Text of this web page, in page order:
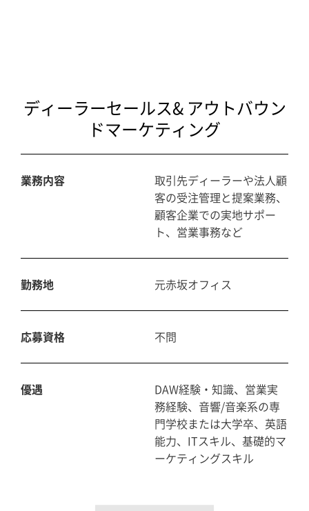
ディーラーセールス& アウトバウン
ドマーケティング
業務内容
取引先ディーラーや法人顧
客の受注管理と提案業務、
顧客企業での実地サポー
ト、営業事務など
勤務地 元赤坂オフィス
応募資格 不問
優遇
DAW経験・知識、営業実
務経験、音響/音楽系の専
門学校または大学卒、英語
能力、ITスキル、基礎的マ
ーケティングスキル